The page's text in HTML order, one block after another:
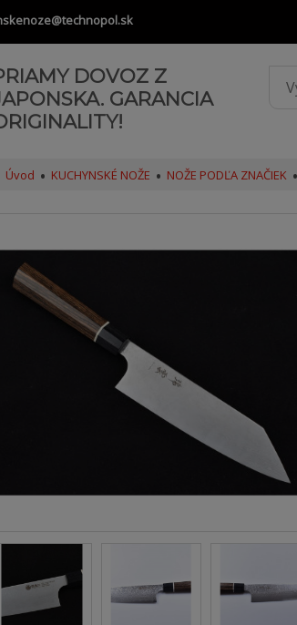
DOVOZ Z
GARANCIA
Úvod KUCHYNSKÉ NOŽE NOŽE PODĽA ZNAČIEK